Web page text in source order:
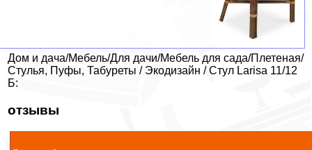
Дом и дача/Мебель/Для дачи/Мебель для сада/Плетеная/
Стулья, Пуфы, Табуреты / Экодизайн / Стул Larisa 11/12
Б:
отзывы